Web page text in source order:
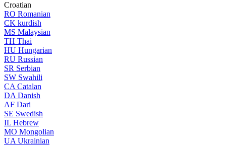
Croatian
RO Romanian
CK kurdish
MS Malaysian
TH Thai
HU Hungarian
RU Russian
SR Serbian
SW Swahili
CA Catalan
DA Danish
AF Dari
SE Swedish
IL Hebrew
MO Mongolian
UA Ukrainian